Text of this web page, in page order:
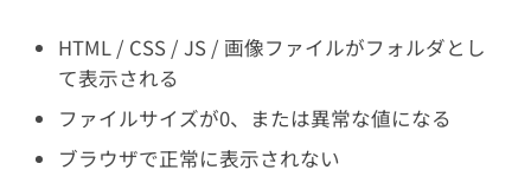
HTML / CSS / JS / 画像ファイルがフォルダとし
て表示される
ファイルサイズが0、または異常な値になる
ブラウザで正常に表示されない